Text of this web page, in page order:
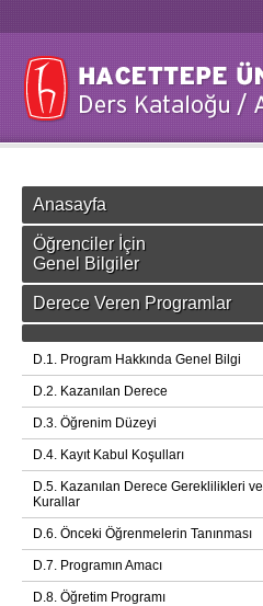
Anasayfa
Öğrenciler İçin
Genel Bilgiler
Derece Veren Programlar
D.1. Program Hakkında Genel Bilgi
D.2. Kazanılan Derece
D.3. Öğrenim Düzeyi
D.4. Kayıt Kabul Koşulları
D.5. Kazanılan Derece Gereklilikleri ve
Kurallar
D.6. Önceki Öğrenmelerin Tanınması
D.7. Programın Amacı
D.8. Öğretim Programı